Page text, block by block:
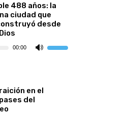
488 años: la
ciudad que
desde
00:00
Utiliza
en el
del